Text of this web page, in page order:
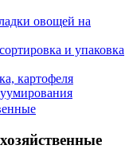
овощей на
и упаковка
картофеля